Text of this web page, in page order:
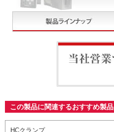
この製品に関連するおすすめ製品
HCクランプ